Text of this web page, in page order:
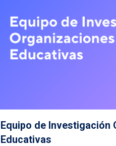
Equipo de Investigación
Educativas